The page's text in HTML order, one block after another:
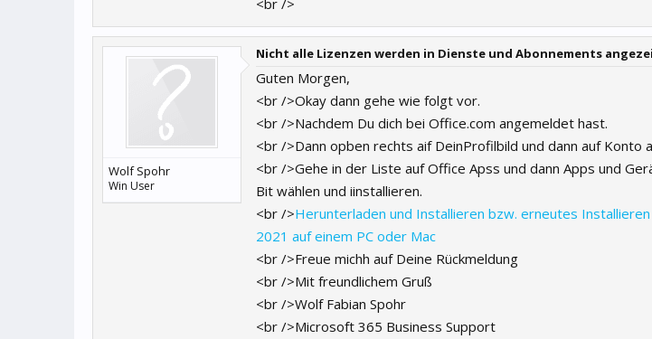
<br />
Wolf Spohr
Win User
Nicht alle Lizenzen werden in Dienste und Abonnements
Guten Morgen,
<br />Okay dann gehe wie folgt vor.
<br />Nachdem Du dich bei Office.com angemeldet hast.
<br />Dann opben rechts aif DeinProfilbild und dann auf Konto
<br />Gehe in der Liste auf Office Apss und dann Apps und
Bit wählen und iinstallieren.
<br />Herunterladen und Installieren bzw. erneutes
2021 auf einem PC oder Mac
<br />Freue michh auf Deine Rückmeldung
<br />Mit freundlichem Gruß
<br />Wolf Fabian Spohr
<br />Microsoft 365 Business Support